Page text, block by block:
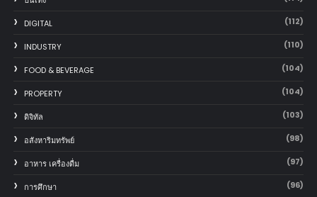
DIGITAL (112)
INDUSTRY (110)
FOOD & BEVERAGE (104)
PROPERTY (104)
ดิจิทัล (103)
อสังหาริมทรัพย์ (98)
อาหาร เครื่องดื่ม (97)
การศึกษา (96)